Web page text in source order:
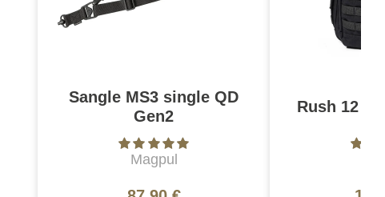
Sangle MS3 single QD
Gen2
Magpul
Rush 12